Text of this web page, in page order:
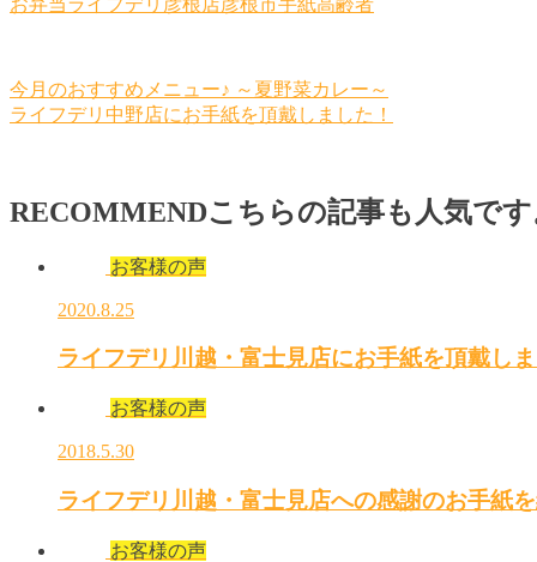
今月のおすすめメニュー♪ ～夏野菜カレー～
ライフデリ中野店にお手紙を頂戴しました！
RECOMMENDこちらの記事も人気です
お客様の声
2020.8.25
ライフデリ川越・富士見店にお手紙を頂戴しま
お客様の声
2018.5.30
ライフデリ川越・富士見店への感謝のお手紙を
お客様の声